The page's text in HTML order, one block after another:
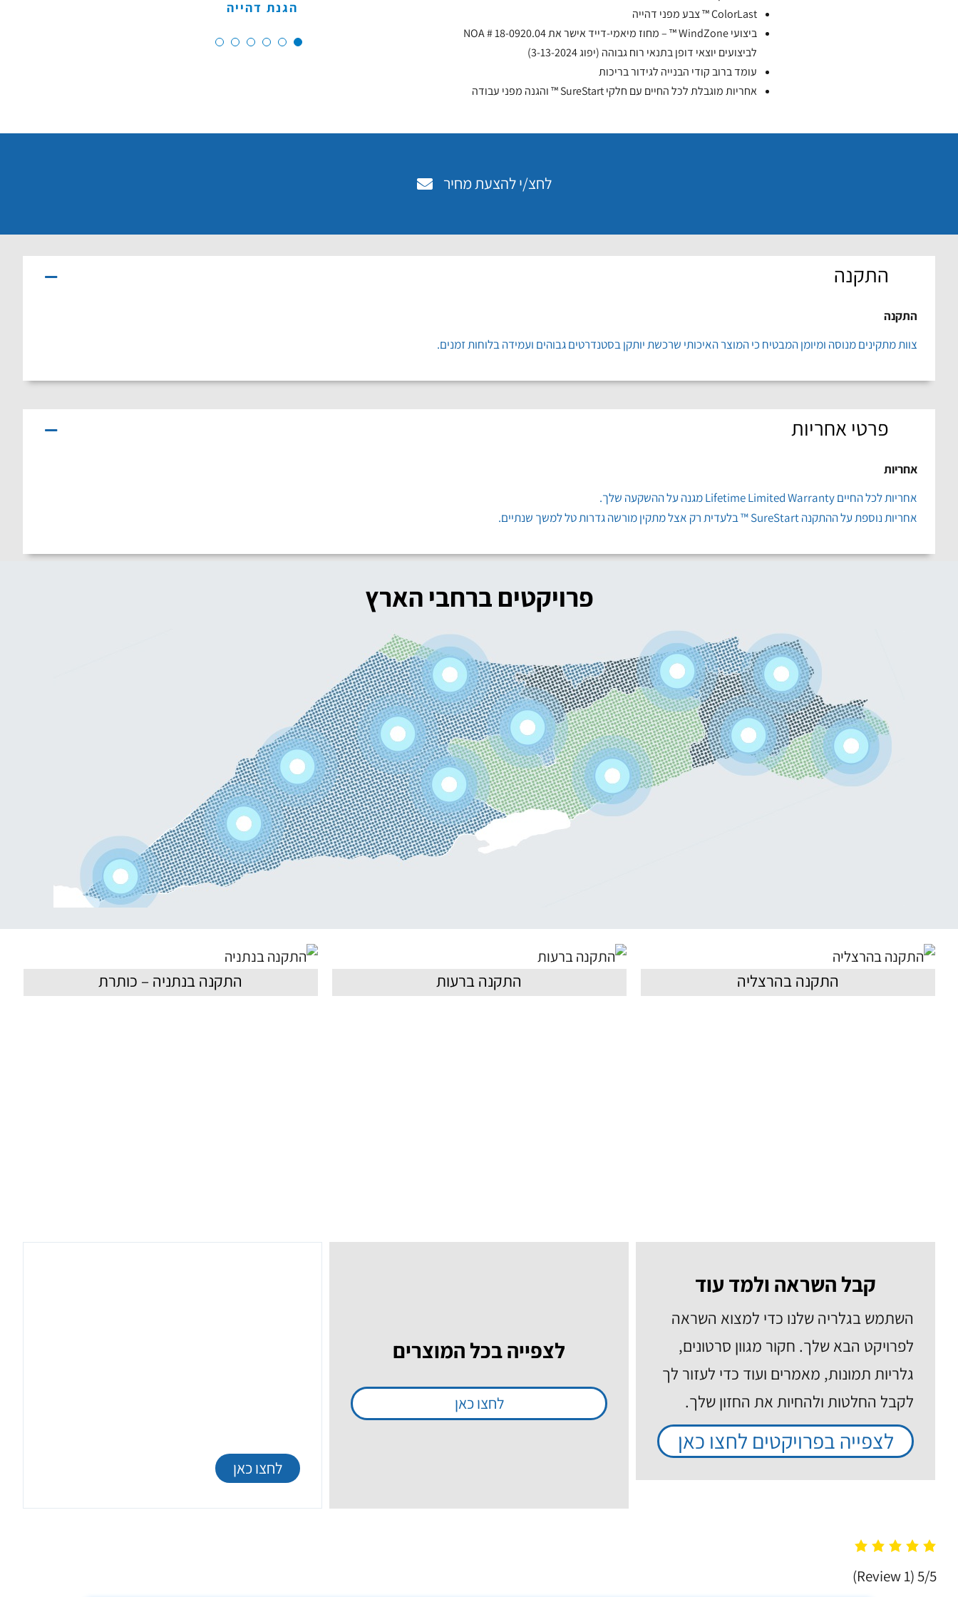
ColorLast ™ צבע מפני דהייה
ביצועי WindZone ™ – מחוז מיאמי-דייד אישר את NOA # 18-0920.04
לביצועים יוצאי דופן בתנאי רוח גבוהה (יפוג 3-13-2024)
עומד ברוב קודי הבנייה לגידור בריכות
אחריות מוגבלת לכל החיים עם חלקי SureStart ™ והגנה מפני עבודה
הגנת דהייה
לחצ/י להצעת מחיר
התקנה
התקנה
צוות מתקינים מנוסה ומיומן המבטיח כי המוצר האיכותי שרכשת יותקן בסטנדרטים גבוהים ועמידה בלוחות זמנים.
פרטי אחריות
אחריות
אחריות לכל החיים Lifetime Limited Warranty מגנה על ההשקעה שלך.
אחריות נוספת על ההתקנה SureStart ™ בלעדית רק אצל מתקין מורשה גדרות טל למשך שנתיים.
פרויקטים ברחבי הארץ
התקנה בהרצליה התקנה ברעות התקנה בנתניה – כותרת
קבל השראה ולמד עוד
השתמש בגלריה שלנו כדי למצוא השראה
לפרויקט הבא שלך. חקור מגוון סרטונים,
גלריות תמונות, מאמרים ועוד כדי לעזור לך
לקבל החלטות ולהחיות את החזון שלך.
לצפייה בפרויקטים לחצו כאן
לצפייה בכל המוצרים
לחצו כאן
לחצו כאן
5/5
(1 Review)